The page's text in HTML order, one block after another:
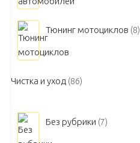
Тюнинг мотоциклов (8)
Чистка и уход (86)
Без рубрики (7)